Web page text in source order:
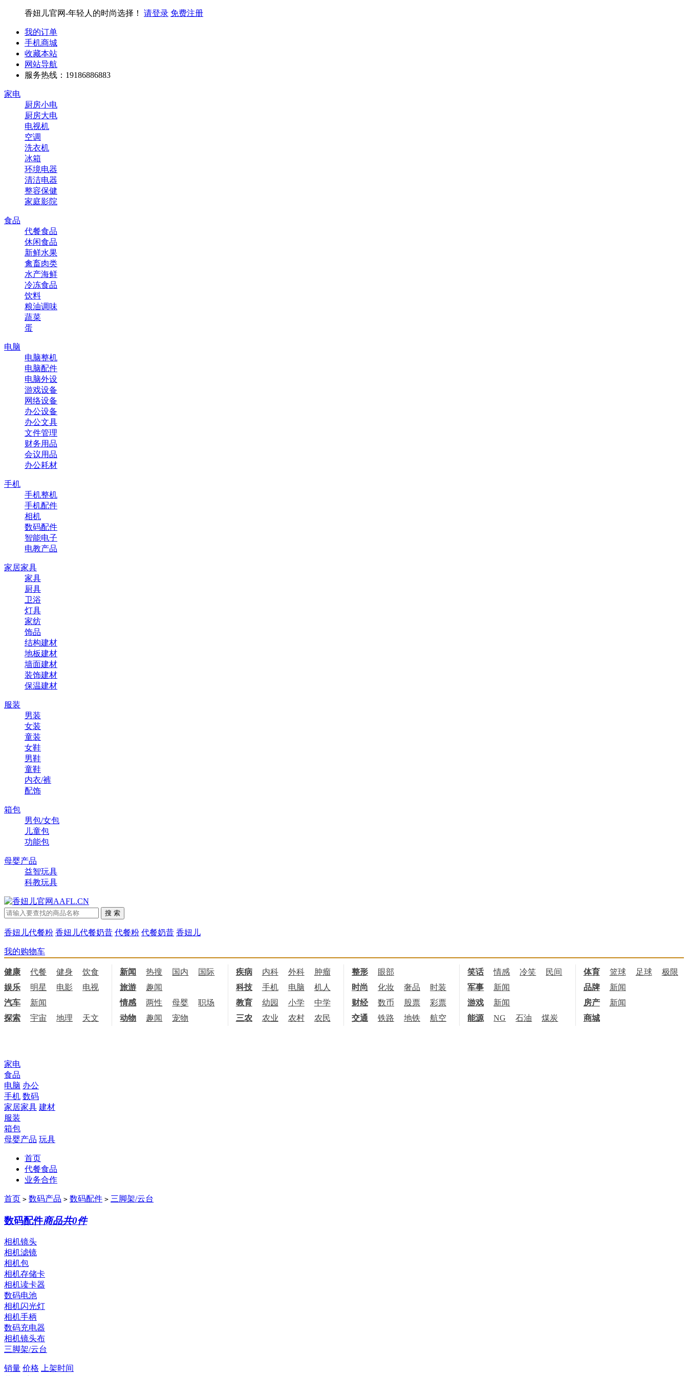
香妞儿官网-年轻人的时尚选择！ 请登录 免费注册
我的订单
手机商城
收藏本站
网站导航
服务热线：19186886883
家电
厨房小电
厨房大电
电视机
空调
洗衣机
冰箱
环境电器
清洁电器
整容保健
家庭影院
食品
代餐食品
休闲食品
新鲜水果
禽畜肉类
水产海鲜
冷冻食品
饮料
粮油调味
蔬菜
蛋
电脑
电脑整机
电脑配件
电脑外设
游戏设备
网络设备
办公设备
办公文具
文件管理
财务用品
会议用品
办公耗材
手机
手机整机
手机配件
相机
数码配件
智能电子
电教产品
家居家具
家具
厨具
卫浴
灯具
家纺
饰品
结构建材
地板建材
墙面建材
装饰建材
保温建材
服装
男装
女装
童装
女鞋
男鞋
童鞋
内衣/裤
配饰
箱包
男包/女包
儿童包
功能包
母婴产品
益智玩具
科教玩具
香妞儿代餐粉 香妞儿代餐奶昔 代餐粉 代餐奶昔 香妞儿
我的购物车
健康 代餐 健身 饮食 新闻 热搜 国内 国际 疾病 内科 外科 肿瘤 整形 眼部 笑话 情感 冷笑 民间 体育 篮球 足球
极限
娱乐
明星 电影 电视 旅游 趣闻 科技 手机 电脑 机人 时尚 化妆 奢品 时装 军事 新闻 品牌
新闻
汽车
新闻 情感 两性 母婴 职场 教育 幼园 小学 中学 财经 数币 股票 彩票 游戏 新闻 房产
新闻
探索
宇宙 地理 天文 动物 趣闻 宠物 三农 农业 农村 农民 交通 铁路 地铁 航空 能源 NG 石油 煤炭 商城
家电
食品
电脑 办公
手机 数码
家居家具 建材
服装
箱包
母婴产品 玩具
首页
代餐食品
业务合作
首页 > 数码产品 > 数码配件 > 三脚架/云台
数码配件商品共0件
相机镜头
相机滤镜
相机包
相机存储卡
相机读卡器
数码电池
相机闪光灯
相机手柄
数码充电器
相机镜头布
三脚架/云台
销量 价格 上架时间